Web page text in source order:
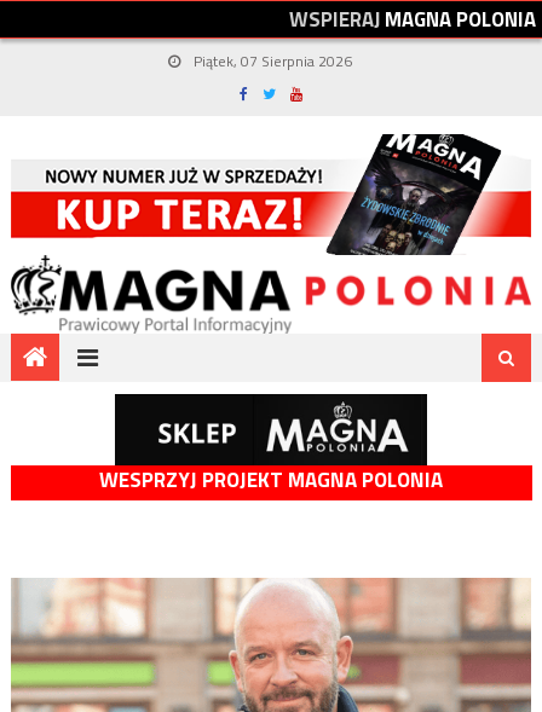
WSPIERAJMAGNAPOLONIA
Piątek, 07 Sierpnia 2026
WESPRZYJ PROJEKT MAGNA POLONIA